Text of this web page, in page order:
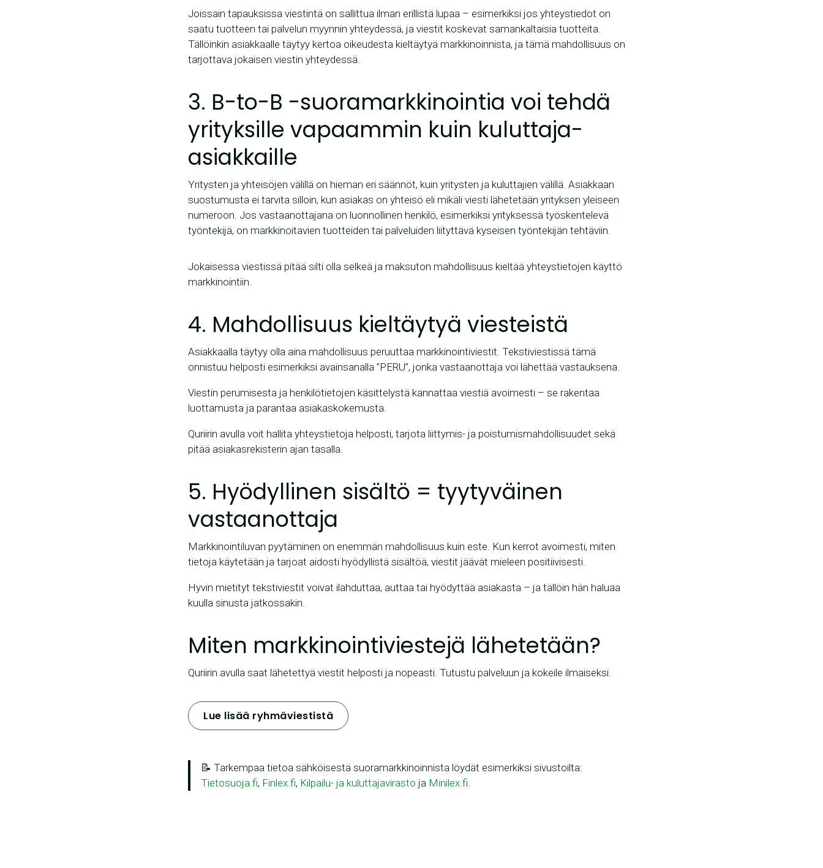
Joissain tapauksissa viestintä on sallittua ilman erillistä lupaa – esimerkiksi jos yhteystiedot on
saatu tuotteen tai palvelun myynnin yhteydessä, ja viestit koskevat samankaltaisia tuotteita.
Tällöinkin asiakkaalle täytyy kertoa oikeudesta kieltäytyä markkinoinnista, ja tämä mahdollisuus on
tarjottava jokaisen viestin yhteydessä.
3. B-to-B -suoramarkkinointia voi tehdä
yrityksille vapaammin kuin kuluttaja-
asiakkaille
Yritysten ja yhteisöjen välillä on hieman eri säännöt, kuin yritysten ja kuluttajien välillä. Asiakkaan
suostumusta ei tarvita silloin, kun asiakas on yhteisö eli mikäli viesti lähetetään yrityksen yleiseen
numeroon. Jos vastaanottajana on luonnollinen henkilö, esimerkiksi yrityksessä työskentelevä
työntekijä, on markkinoitavien tuotteiden tai palveluiden liityttävä kyseisen työntekijän tehtäviin.
Jokaisessa viestissä pitää silti olla selkeä ja maksuton mahdollisuus kieltää yhteystietojen käyttö
markkinointiin.
4. Mahdollisuus kieltäytyä viesteistä
Asiakkaalla täytyy olla aina mahdollisuus peruuttaa markkinointiviestit. Tekstiviestissä tämä
onnistuu helposti esimerkiksi avainsanalla ”PERU”, jonka vastaanottaja voi lähettää vastauksena.
Viestin perumisesta ja henkilötietojen käsittelystä kannattaa viestiä avoimesti – se rakentaa
luottamusta ja parantaa asiakaskokemusta.
Quriirin avulla voit hallita yhteystietoja helposti, tarjota liittymis- ja poistumismahdollisuudet sekä
pitää asiakasrekisterin ajan tasalla.
5. Hyödyllinen sisältö = tyytyväinen
vastaanottaja
Markkinointiluvan pyytäminen on enemmän mahdollisuus kuin este. Kun kerrot avoimesti, miten
tietoja käytetään ja tarjoat aidosti hyödyllistä sisältöä, viestit jäävät mieleen positiivisesti.
Hyvin mietityt tekstiviestit voivat ilahduttaa, auttaa tai hyödyttää asiakasta – ja tällöin hän haluaa
kuulla sinusta jatkossakin.
Miten markkinointiviestejä lähetetään?
Quriirin avulla saat lähetettyä viestit helposti ja nopeasti. Tutustu palveluun ja kokeile ilmaiseksi.
Lue lisää ryhmäviestistä
📝 Tarkempaa tietoa sähköisestä suoramarkkinoinnista löydät esimerkiksi sivustoilta:
Tietosuoja.fi, Finlex.fi, Kilpailu- ja kuluttajavirasto ja Minilex.fi.